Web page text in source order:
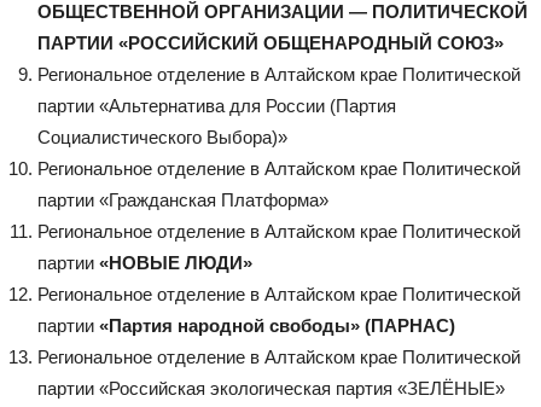
ОБЩЕСТВЕННОЙ ОРГАНИЗАЦИИ — ПОЛИТИЧЕСКОЙ
ПАРТИИ «РОССИЙСКИЙ ОБЩЕНАРОДНЫЙ СОЮЗ»
Региональное отделение в Алтайском крае Политической
партии «Альтернатива для России (Партия
Социалистического Выбора)»
Региональное отделение в Алтайском крае Политической
партии «Гражданская Платформа»
Региональное отделение в Алтайском крае Политической
партии «НОВЫЕ ЛЮДИ»
Региональное отделение в Алтайском крае Политической
партии «Партия народной свободы» (ПАРНАС)
Региональное отделение в Алтайском крае Политической
партии «Российская экологическая партия «ЗЕЛЁНЫЕ»